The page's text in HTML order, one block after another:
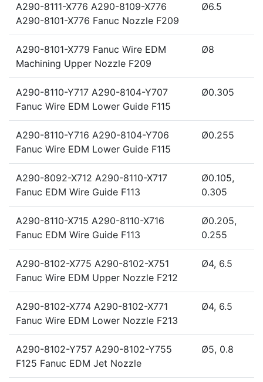
A290-8111-X776 A290-8109-X776
A290-8101-X776 Fanuc Nozzle F209
Ø6.5
A290-8101-X779 Fanuc Wire EDM
Machining Upper Nozzle F209
Ø8
A290-8110-Y717 A290-8104-Y707
Fanuc Wire EDM Lower Guide F115
Ø0.305
A290-8110-Y716 A290-8104-Y706
Fanuc Wire EDM Lower Guide F115
Ø0.255
A290-8092-X712 A290-8110-X717
Fanuc EDM Wire Guide F113
Ø0.105,
0.305
A290-8110-X715 A290-8110-X716
Fanuc EDM Wire Guide F113
Ø0.205,
0.255
A290-8102-X775 A290-8102-X751
Fanuc Wire EDM Upper Nozzle F212
Ø4, 6.5
A290-8102-X774 A290-8102-X771
Fanuc Wire EDM Lower Nozzle F213
Ø4, 6.5
A290-8102-Y757 A290-8102-Y755
F125 Fanuc EDM Jet Nozzle
Ø5, 0.8